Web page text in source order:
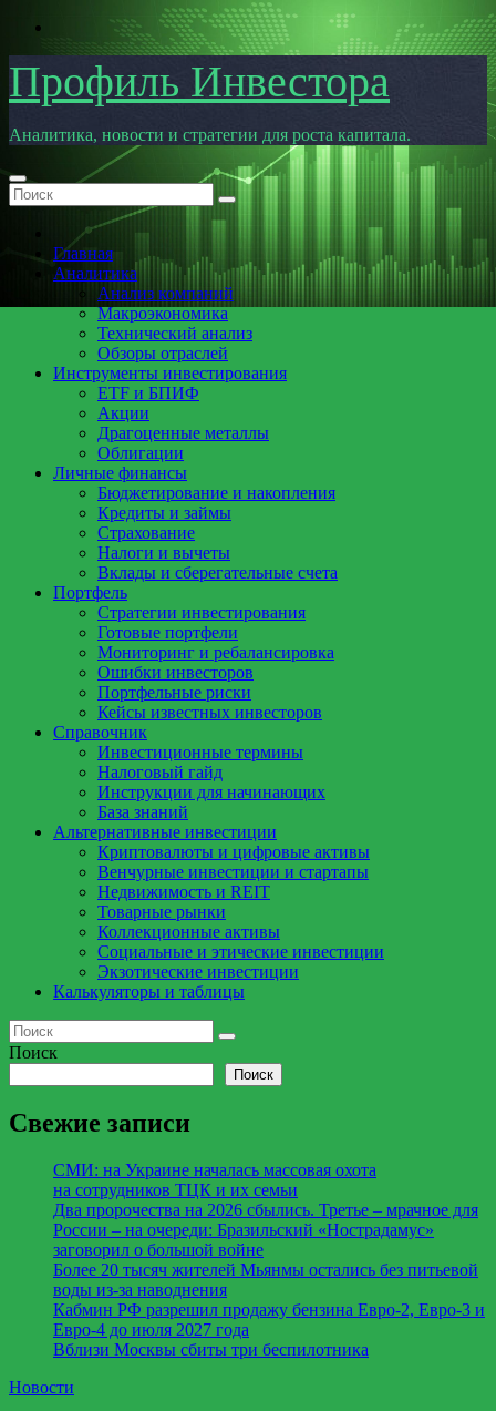
Перейти
содержимому
Профиль Инвестора
Аналитика, новости и стратегии для роста капитала.
Главная
Аналитика
Анализ компаний
Макроэкономика
Технический анализ
Обзоры отраслей
Инструменты инвестирования
ETF и БПИФ
Акции
Драгоценные металлы
Облигации
Личные финансы
Бюджетирование и накопления
Кредиты и займы
Страхование
Налоги и вычеты
Вклады и сберегательные счета
Портфель
Стратегии инвестирования
Готовые портфели
Мониторинг и ребалансировка
Ошибки инвесторов
Портфельные риски
Кейсы известных инвесторов
Справочник
Инвестиционные термины
Налоговый гайд
Инструкции для начинающих
База знаний
Альтернативные инвестиции
Криптовалюты и цифровые активы
Венчурные инвестиции и стартапы
Недвижимость и REIT
Товарные рынки
Коллекционные активы
Социальные и этические инвестиции
Экзотические инвестиции
Калькуляторы и таблицы
Поиск
Поиск
Свежие записи
СМИ: на Украине началась массовая охота
на сотрудников ТЦК и их семьи
Два пророчества на 2026 сбылись. Третье – мрачное для
России – на очереди: Бразильский «Нострадамус»
заговорил о большой войне
Более 20 тысяч жителей Мьянмы остались без питьевой
воды из-за наводнения
Кабмин РФ разрешил продажу бензина Евро-2, Евро-3 и
Евро-4 до июля 2027 года
Вблизи Москвы сбиты три беспилотника
Новости